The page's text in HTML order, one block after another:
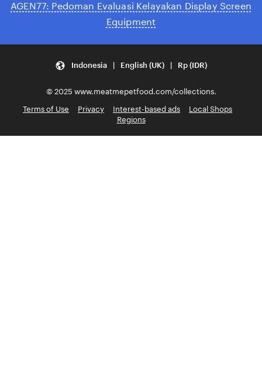
AGEN77: Pedoman Evaluasi Kelayakan Display Screen
Equipment
Indonesia | English (UK) | Rp (IDR)
© 2025 www.meatmepetfood.com/collections.
Terms of Use
Privacy Interest-based ads
Local Shops
Regions